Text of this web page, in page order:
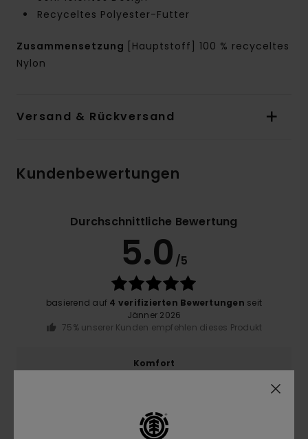
Recyceltes Polyester-Futter
Zusammensetzung
[Hauptstoff] 100 % recyceltes
Nylon
Versand & Rückversand
Kundenbewertungen
Durchschnittliche Bewertung
5.0 /5
basierend auf 4 verifizierten Bewertungen seit
Jänner 2026
75% unserer Kunden empfehlen dieses Produkt
Komfort
Preis-Leistungs-Verhältnis
5.0